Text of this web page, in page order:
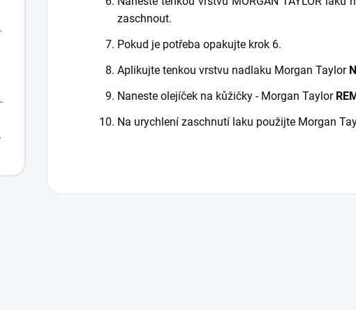
zaschnout.
Pokud je potřeba opakujte krok 6.
Aplikujte tenkou vrstvu nadlaku Morgan Taylor
Naneste olejíček na kůžičky - Morgan Taylor
Na urychlení zaschnutí laku použijte Morgan